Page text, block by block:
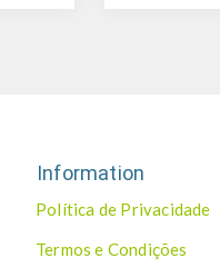
Information
Política de Privacidade
Termos e Condições